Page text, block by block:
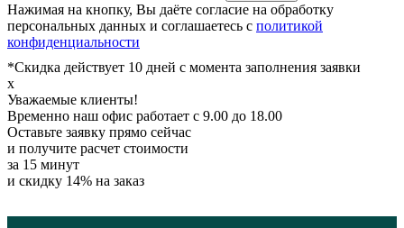
Нажимая на кнопку, Вы даёте согласие на обработку
персональных данных и соглашаетесь с политикой
конфиденциальности
*Скидка действует 10 дней с момента заполнения заявки
x
Уважаемые клиенты!
Временно наш офис работает с 9.00 до 18.00
Оставьте заявку прямо сейчас
и получите расчет стоимости
за 15 минут
и скидку 14% на заказ